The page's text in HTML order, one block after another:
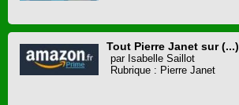
Tout Pierre Janet sur (...)
par Isabelle Saillot
Rubrique : Pierre Janet